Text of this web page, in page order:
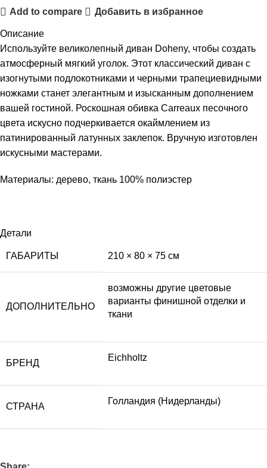
Add to compare Добавить в избранное
Описание
Используйте великолепный диван Doheny, чтобы создать
атмосферный мягкий уголок. Этот классический диван с
изогнутыми подлокотниками и черными трапециевидными
ножками станет элегантным и изысканным дополнением
вашей гостиной. Роскошная обивка Carreaux песочного
цвета искусно подчеркивается окаймлением из
патинированный латунных заклепок. Вручную изготовлен
искусными мастерами.
Материалы: дерево, ткань 100% полиэстер
Детали
ГАБАРИТЫ 210 × 80 × 75 см
ДОПОЛНИТЕЛЬНО
возможны другие цветовые
варианты финишной отделки и
ткани
БРЕНД
Eichholtz
СТРАНА
Голландия (Нидерланды)